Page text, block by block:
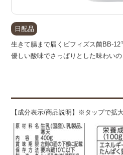
日配品
生きて腸まで届くビフィズス菌BB-
優しい酸味でさっぱりとした味わいの
【成分表示/商品説明】※タップで拡